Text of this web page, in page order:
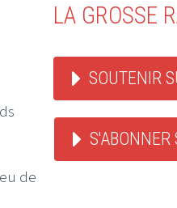
de
LA GROSSE
SOUTENIR
S'ABONNER